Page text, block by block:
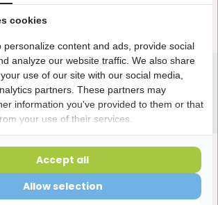
voor jou
cookies
personalize content and ads, provide social
analyze our website traffic. We also share
use of our site with our social media,
partners. These partners may
information you've provided to them or that
your use of their services.
Allow selection
Accept all